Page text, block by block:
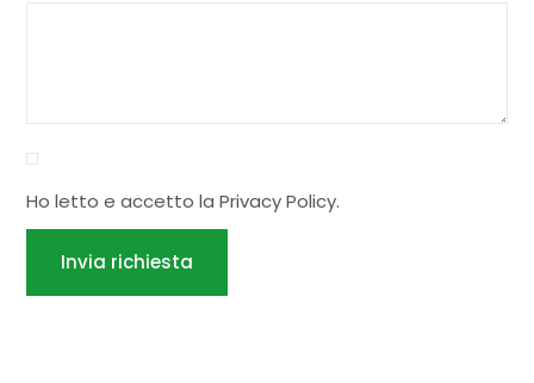
Ho letto e accetto laPrivacy Policy.
Invia richiesta